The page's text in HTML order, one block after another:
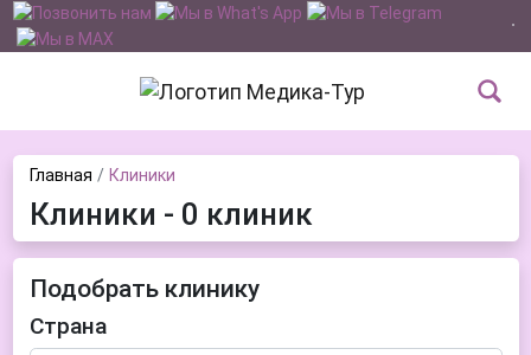
Главная Клиники
Клиники - 0 клиник
Подобрать клинику
Страна